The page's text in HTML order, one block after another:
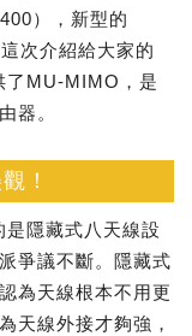
），新型的
次介紹給大家的
MU-MIMO，是
器。
！
隱藏式八天線設
爭議不斷。隱藏式
為天線根本不用更
天線外接才夠強，